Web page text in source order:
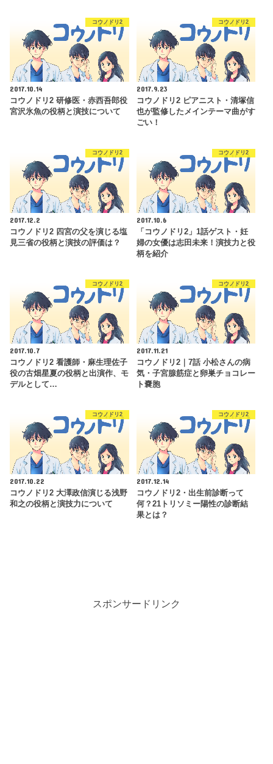
コウノドリ2
2017.10.14
コウノドリ2 研修医・赤西吾郎役
宮沢氷魚の役柄と演技について
コウノドリ2
2017.9.23
コウノドリ2 ピアニスト・清塚信
也が監修したメインテーマ曲がす
ごい！
コウノドリ2
2017.12.2
コウノドリ2 四宮の父を演じる塩
見三省の役柄と演技の評価は？
コウノドリ2
2017.10.6
「コウノドリ2」1話ゲスト・妊
婦の女優は志田未来！演技力と役
柄を紹介
コウノドリ2
2017.10.7
コウノドリ2 看護師・麻生理佐子
役の古畑星夏の役柄と出演作、モ
デルとして…
コウノドリ2
2017.11.21
コウノドリ2｜7話 小松さんの病
気・子宮腺筋症と卵巣チョコレー
ト嚢胞
コウノドリ2
2017.10.22
コウノドリ2 大澤政信演じる浅野
和之の役柄と演技力について
コウノドリ2
2017.12.14
コウノドリ2・出生前診断って
何？21トリソミー陽性の診断結
果とは？
スポンサードリンク